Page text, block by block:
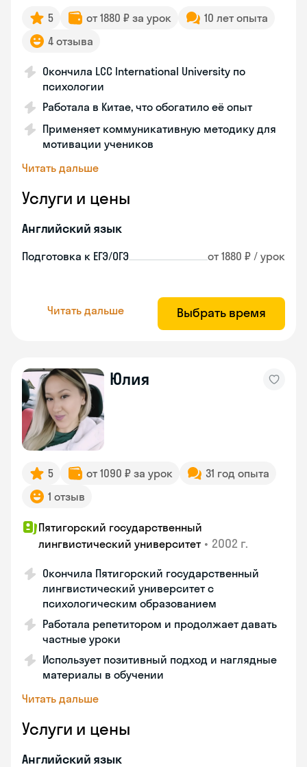
5 от 1880 ₽ за урок
10 лет опыта
4 отзыва
Окончила LCC International University по
психологии
Работала в Китае, что обогатило её опыт
Применяет коммуникативную методику для
мотивации учеников
Читать дальше
Услуги и цены
Английский язык
Подготовка к ЕГЭ/ОГЭ от 1880 ₽ / урок
Читать дальше Выбрать время
Юлия
5 от 1090 ₽ за урок
31 год опыта
1 отзыв
Пятигорский государственный
лингвистический университет • 2002 г.
Окончила Пятигорский государственный
лингвистический университет с
психологическим образованием
Работала репетитором и продолжает давать
частные уроки
Использует позитивный подход и наглядные
материалы в обучении
Читать дальше
Услуги и цены
Английский язык